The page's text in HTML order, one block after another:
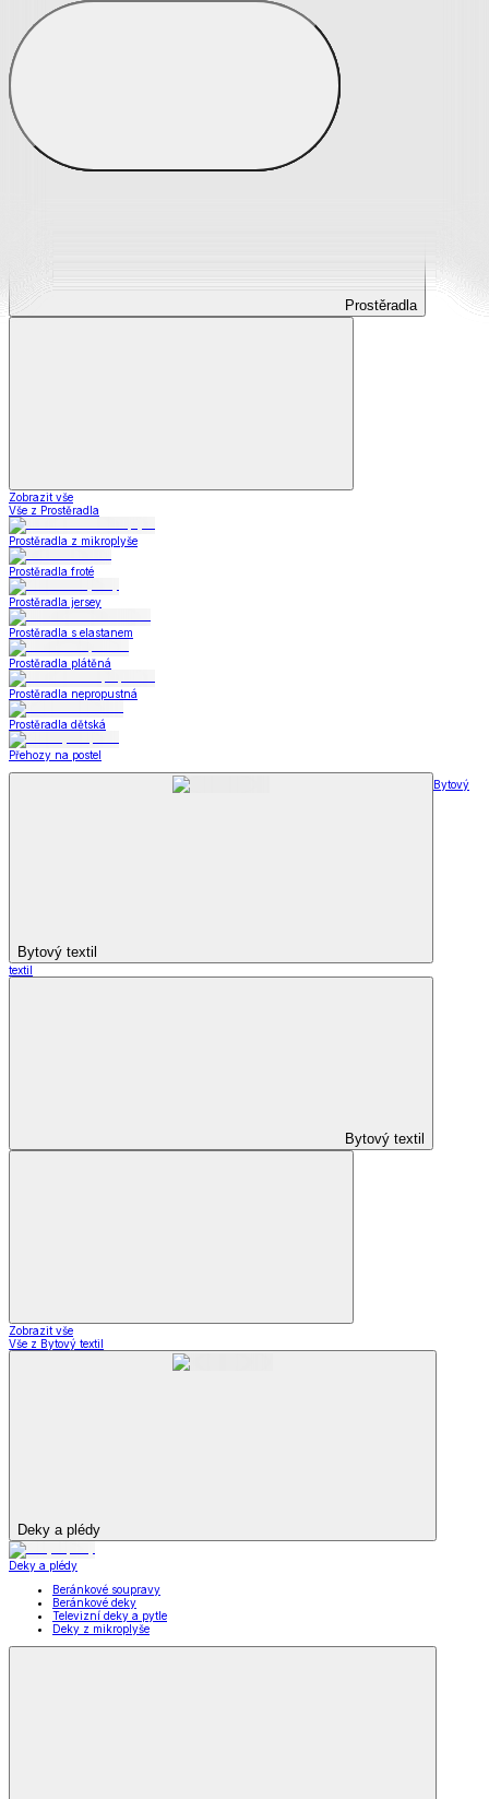
Prostěradla
Prostěradla
Zobrazit vše
Vše z Prostěradla
Prostěradla z mikroplyše
Prostěradla froté
Prostěradla jersey
Prostěradla s elastanem
Prostěradla plátěná
Prostěradla nepropustná
Prostěradla dětská
Přehozy na postel
Bytový textil
Bytový
textil
Bytový textil
Zobrazit vše
Vše z Bytový textil
Deky a plédy
Deky a plédy
Beránkové soupravy
Beránkové deky
Televizní deky a pytle
Deky z mikroplyše